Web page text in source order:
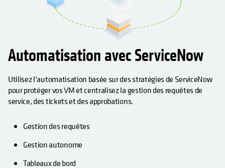
Automatisation avec ServiceNow
Utilisez l’automatisation basée sur des stratégies de ServiceNow
pour protéger vos VM et centralisez la gestion des requêtes de
service, des tickets et des approbations.
Gestion des requêtes
Gestion autonome
Tableaux de bord